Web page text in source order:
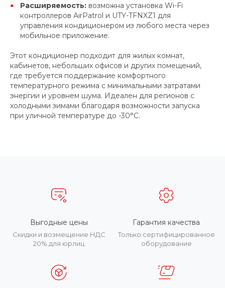
Расширяемость: возможна установка Wi-Fi
контроллеров AirPatrol и UTY-TFNXZ1 для
управления кондиционером из любого места через
мобильное приложение.
Этот кондиционер подходит для жилых комнат,
кабинетов, небольших офисов и других помещений,
где требуется поддержание комфортного
температурного режима с минимальными затратами
энергии и уровнем шума. Идеален для регионов с
холодными зимами благодаря возможности запуска
при уличной температуре до -30°С.
Выгодные цены
Скидки и возмещение НДС
20% для юрлиц
Гарантия качества
Только сертифицированное
оборудование